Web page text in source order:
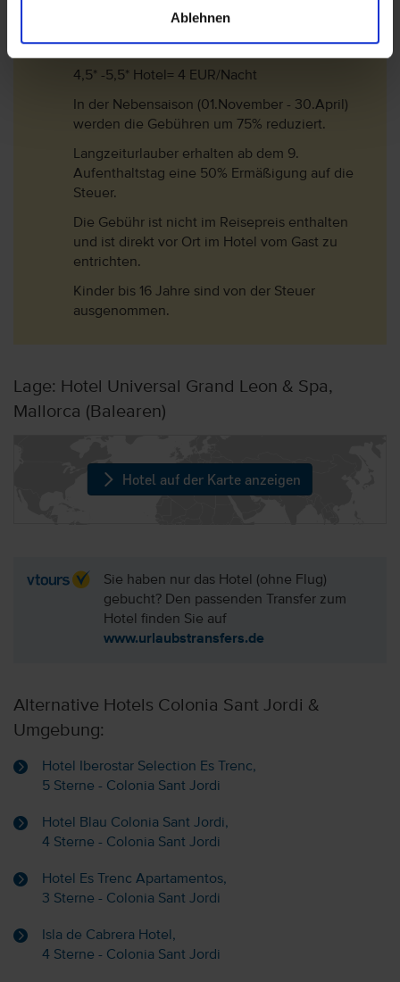
Ablehnen
1*-3* Hotel= 2 EUR/Nacht
3,5* -4* Hotel= 3 EUR/Nacht
4,5* -5,5* Hotel= 4 EUR/Nacht
In der Nebensaison (01.November - 30.April)
werden die Gebühren um 75% reduziert.
Langzeiturlauber erhalten ab dem 9.
Aufenthaltstag eine 50% Ermäßigung auf die
Steuer.
Die Gebühr ist nicht im Reisepreis enthalten
und ist direkt vor Ort im Hotel vom Gast zu
entrichten.
Kinder bis 16 Jahre sind von der Steuer
ausgenommen.
Lage: Hotel Universal Grand Leon & Spa,
Mallorca (Balearen)
Hotel auf der Karte anzeigen
Sie haben nur das Hotel (ohne Flug)
gebucht? Den passenden Transfer zum
Hotel finden Sie auf
www.urlaubstransfers.de
Alternative Hotels Colonia Sant Jordi &
Umgebung:
Hotel Iberostar Selection Es Trenc,
5 Sterne - Colonia Sant Jordi
Hotel Blau Colonia Sant Jordi,
4 Sterne - Colonia Sant Jordi
Hotel Es Trenc Apartamentos,
3 Sterne - Colonia Sant Jordi
Isla de Cabrera Hotel,
4 Sterne - Colonia Sant Jordi